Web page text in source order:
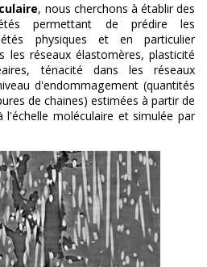
, nous cherchons à établir des
permettant de prédire les
physiques et en particulier
les réseaux élastomères, plasticité
ténacité dans les réseaux
d'endommagement (quantités
de chaines) estimées à partir de
moléculaire et simulée par